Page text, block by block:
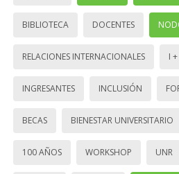
BIBLIOTECA DOCENTES
RELACIONES INTERNACIONALES I
INGRESANTES INCLUSIÓN
BECAS BIENESTAR UNIVERSITARIO
100 AÑOS WORKSHOP UNR